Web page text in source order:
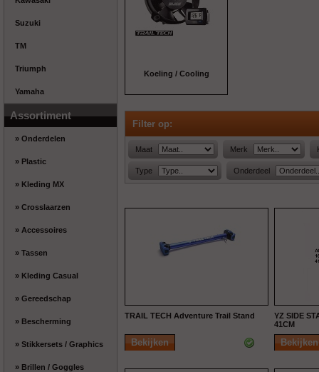
Suzuki
TM
Triumph
Yamaha
Assortiment
» Onderdelen
» Plastic
» Kleding MX
» Crosslaarzen
» Accessoires
» Tassen
» Kleding Casual
» Gereedschap
» Bescherming
» Stikkersets / Graphics
» Brillen / Goggles
Koeling / Cooling
Filter op:
Maat Merk
Type Onderdeel
TRAIL TECH Adventure Trail Stand
YZ SIDE
41CM
Bekijken Bekijken